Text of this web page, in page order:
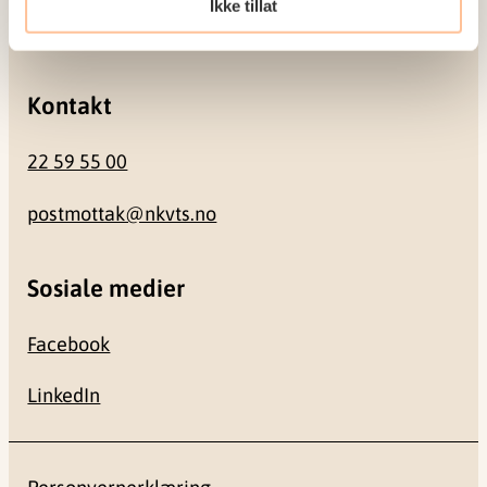
Ikke tillat
0484 Oslo
Kontakt
22 59 55 00
postmottak@nkvts.no
Sosiale medier
Facebook
LinkedIn